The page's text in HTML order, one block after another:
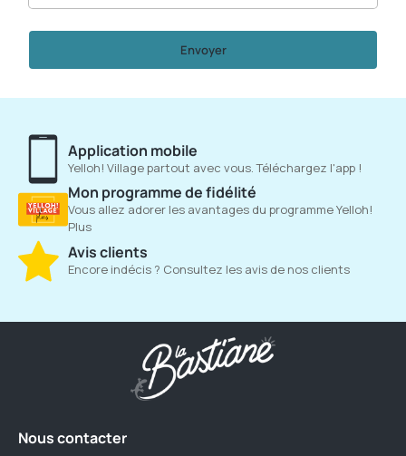
Envoyer
Application mobile
Yelloh! Village partout avec vous. Téléchargez l'app !
Mon programme de fidélité
Vous allez adorer les avantages du programme Yelloh!
Plus
Avis clients
Encore indécis ? Consultez les avis de nos clients
Nous contacter